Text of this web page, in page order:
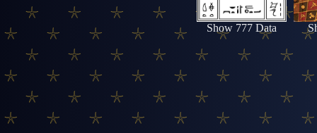
Show 777 Data